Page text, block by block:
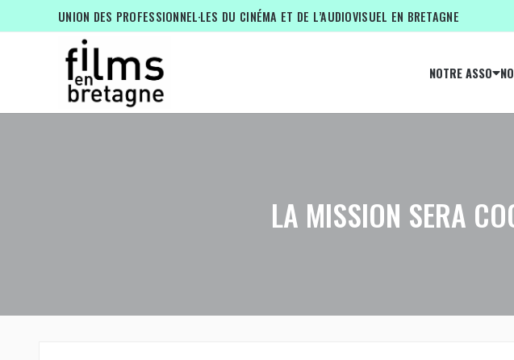
UNION DES PROFESSIONNEL·LES DU CINÉMA ET DE L’AUDIOVISUEL EN BRETAGNE
NOTRE ASSO
LA MISSION SERA